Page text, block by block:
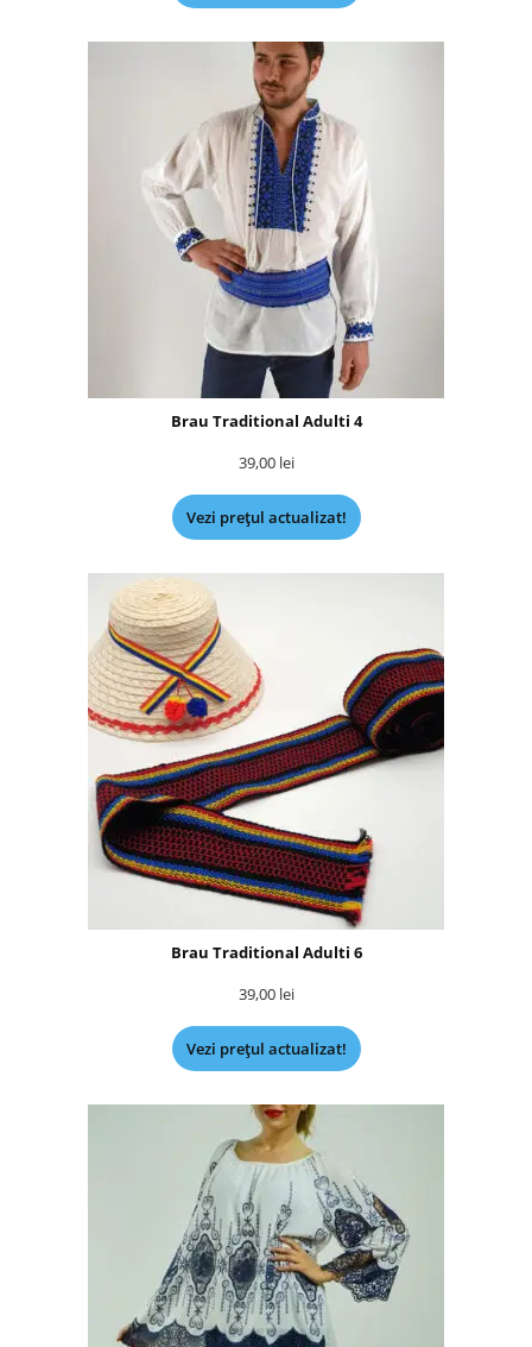
Brau Traditional Adulti 4
39,00 lei
Vezi prețul actualizat!
Brau Traditional Adulti 6
39,00 lei
Vezi prețul actualizat!